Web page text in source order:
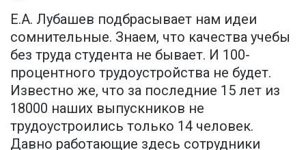
Е.А. Лубашев подбрасывает нам идеи
сомнительные. Знаем, что качества учебы
без труда студента не бывает. И 100-
процентного трудоустройства не будет.
Известно же, что за последние 15 лет из
18000 наших выпускников не
трудоустроились только 14 человек.
Давно работающие здесь сотрудники